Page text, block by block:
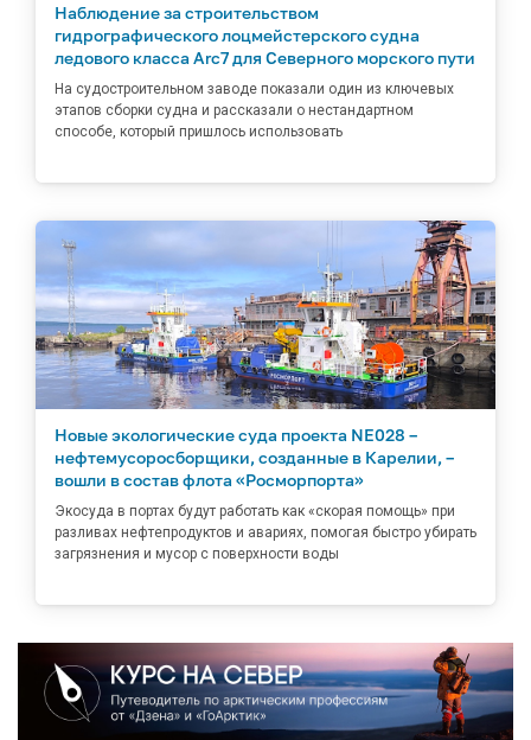
Наблюдение за строительством
гидрографического лоцмейстерского судна
ледового класса Arc7 для Северного морского пути
На судостроительном заводе показали один из ключевых
этапов сборки судна и рассказали о нестандартном
способе, который пришлось использовать
Новые экологические суда проекта NE028 –
нефтемусоросборщики, созданные в Карелии, –
вошли в состав флота «Росморпорта»
Экосуда в портах будут работать как «скорая помощь» при
разливах нефтепродуктов и авариях, помогая быстро убирать
загрязнения и мусор с поверхности воды